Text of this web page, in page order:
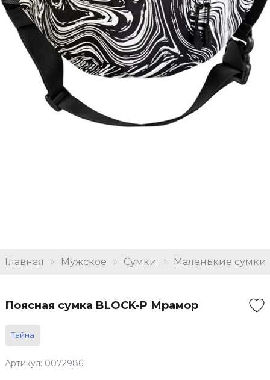
Главная Мужское Сумки Маленькие сумки
Поясная сумка BLOCK-P Мрамор
Тайна
Артикул: 0072986